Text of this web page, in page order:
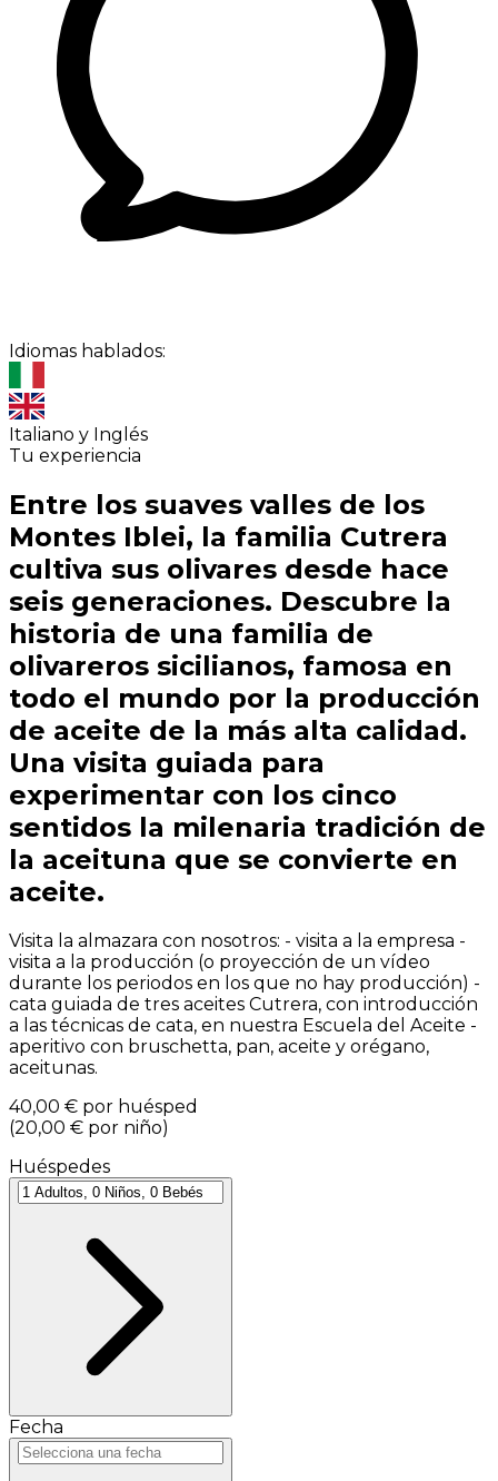
Idiomas hablados:
Italiano y Inglés
Tu experiencia
Entre los suaves valles de los
Montes Iblei, la familia Cutrera
cultiva sus olivares desde hace
seis generaciones. Descubre la
historia de una familia de
olivareros sicilianos, famosa en
todo el mundo por la producción
de aceite de la más alta calidad.
Una visita guiada para
experimentar con los cinco
sentidos la milenaria tradición de
la aceituna que se convierte en
aceite.
Visita la almazara con nosotros: - visita a la empresa -
visita a la producción (o proyección de un vídeo
durante los periodos en los que no hay producción) -
cata guiada de tres aceites Cutrera, con introducción
a las técnicas de cata, en nuestra Escuela del Aceite -
aperitivo con bruschetta, pan, aceite y orégano,
aceitunas.
40,00 € por huésped
(20,00 € por niño)
Huéspedes
Fecha